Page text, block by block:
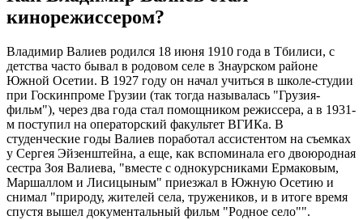
кинорежиссером?
Владимир Валиев родился 18 июня 1910 года в Тбилиси, с
детства часто бывал в родовом селе в Знаурском районе
Южной Осетии. В 1927 году он начал учиться в школе-студии
при Госкинпроме Грузии (так тогда называлась "Грузия-
фильм"), через два года стал помощником режиссера, а в 1931-
м поступил на операторский факультет ВГИКа. В
студенческие годы Валиев поработал ассистентом на съемках
у Сергея Эйзенштейна, а еще, как вспоминала его двоюродная
сестра Зоя Валиева, "вместе с однокурсниками Ермаковым,
Маршаллом и Лисицыным" приезжал в Южную Осетию и
снимал "природу, жителей села, тружеников, и в итоге время
спустя вышел документальный фильм "Родное село"".